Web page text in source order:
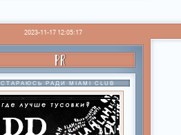
2023-11-17 12:05:17
PR
СТАРАЮСЬ РАДИ MIAMI CLUB